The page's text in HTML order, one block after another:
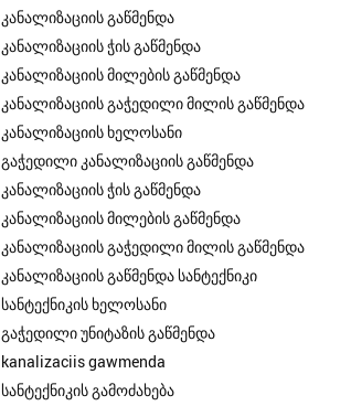
კანალიზაციის გაწმენდა
კანალიზაციის ჭის გაწმენდა
კანალიზაციის მილების გაწმენდა
კანალიზაციის გაჭედილი მილის გაწმენდა
კანალიზაციის ხელოსანი
გაჭედილი კანალიზაციის გაწმენდა
კანალიზაციის ჭის გაწმენდა
კანალიზაციის მილების გაწმენდა
კანალიზაციის გაჭედილი მილის გაწმენდა
კანალიზაციის გაწმენდა სანტექნიკი
სანტექნიკის ხელოსანი
გაჭედილი უნიტაზის გაწმენდა
kanalizaciis gawmenda
სანტექნიკის გამოძახება